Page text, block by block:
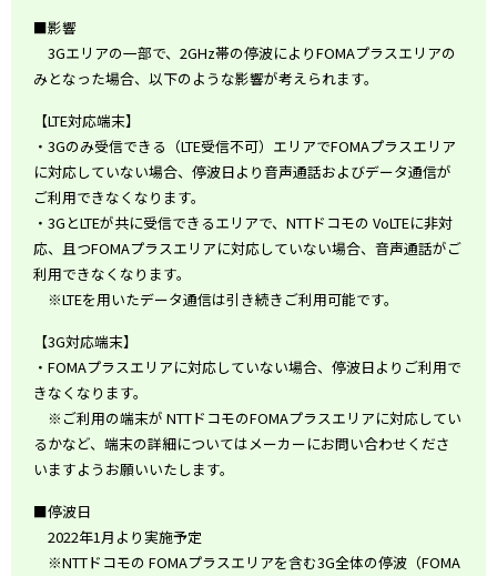
■影響
3Gエリアの一部で、2GHz帯の停波によりFOMAプラスエリアの
みとなった場合、以下のような影響が考えられます。
【LTE対応端末】
・3Gのみ受信できる（LTE受信不可）エリアでFOMAプラスエリア
に対応していない場合、停波日より音声通話およびデータ通信が
ご利用できなくなります。
・3GとLTEが共に受信できるエリアで、NTTドコモの VoLTEに非対
応、且つFOMAプラスエリアに対応していない場合、音声通話がご
利用できなくなります。
※LTEを用いたデータ通信は引き続きご利用可能です。
【3G対応端末】
・FOMAプラスエリアに対応していない場合、停波日よりご利用で
きなくなります。
※ご利用の端末が NTTドコモのFOMAプラスエリアに対応してい
るかなど、端末の詳細についてはメーカーにお問い合わせくださ
いますようお願いいたします。
■停波日
2022年1月より実施予定
※NTTドコモの FOMAプラスエリアを含む3G全体の停波（FOMA